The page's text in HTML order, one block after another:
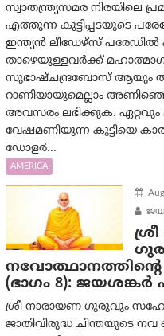
സ്വാതന്ത്ര്യസമര നിരയിലെ
എത്തുന്ന കുട്ടിപ്പടയുടെ
ഇന്ത്യൻ ലീഡേഴ്സ്
താഴെയുള്ളവർക്ക്
സുഭാഷ്ചന്ദ്രബോസ് ആയും
റാണിയായുമെല്ലാം
അവസരം ലഭിക്കുക. ഏറ്റവും
വേഷമണിയുന്ന കുട്ടിയെ
ഡോളർ...
AMERICA
(ഭാഗം 8): ജയശങ്കര്‍
ശ്രീ നാരായണ ഗുരുവും
ജാതിവിരുദ്ധ ചിന്തയുടെ നവ